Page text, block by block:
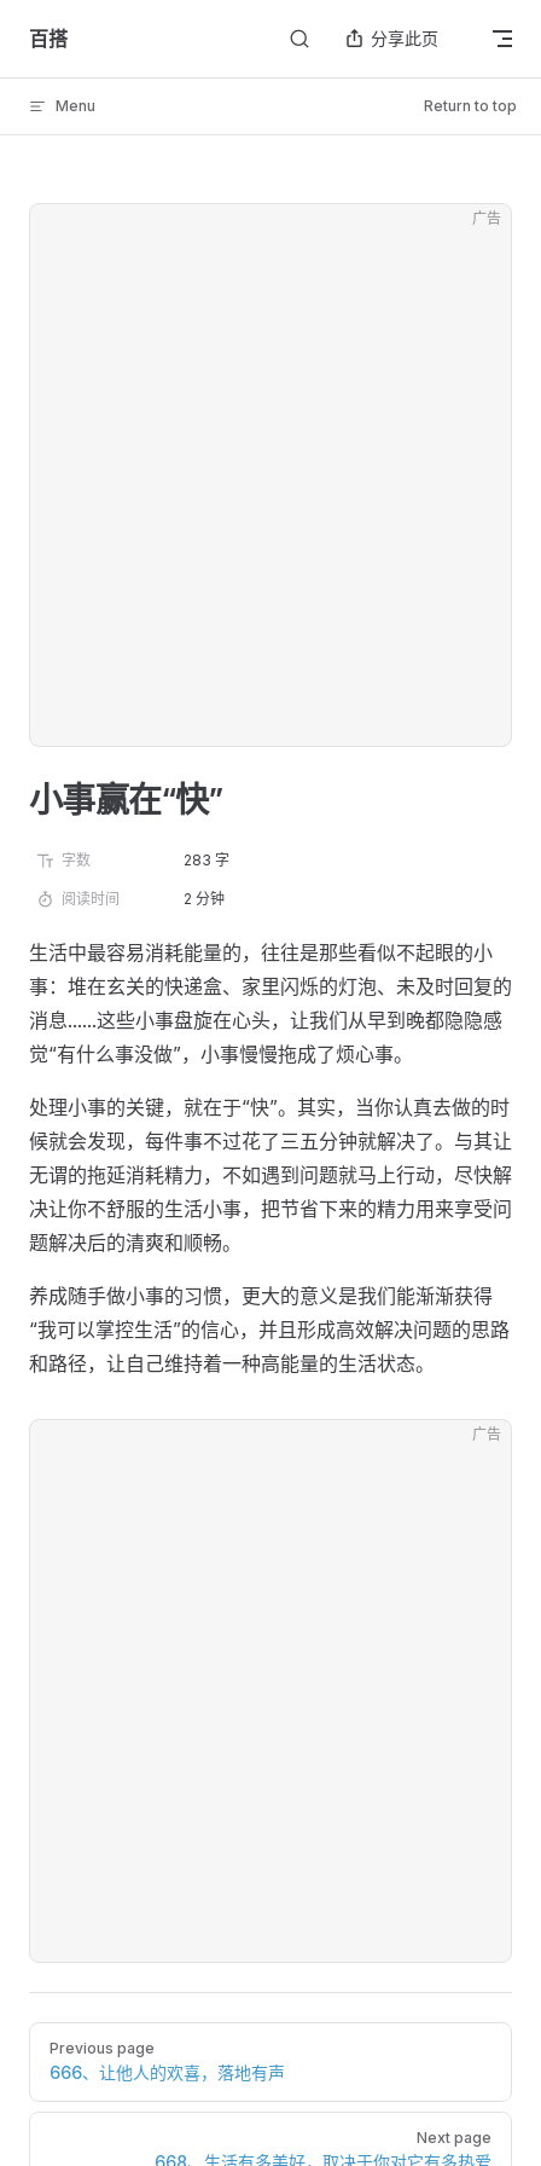
Skip to content
百搭 分享此页
Menu Return to top
广告
小事赢在“快”
字数 283 字
阅读时间 2 分钟
生活中最容易消耗能量的，往往是那些看似不起眼的小
事：堆在玄关的快递盒、家里闪烁的灯泡、未及时回复的
消息......这些小事盘旋在心头，让我们从早到晚都隐隐感
觉“有什么事没做”，小事慢慢拖成了烦心事。
处理小事的关键，就在于“快”。其实，当你认真去做的时
候就会发现，每件事不过花了三五分钟就解决了。与其让
无谓的拖延消耗精力，不如遇到问题就马上行动，尽快解
决让你不舒服的生活小事，把节省下来的精力用来享受问
题解决后的清爽和顺畅。
养成随手做小事的习惯，更大的意义是我们能渐渐获得
“我可以掌控生活”的信心，并且形成高效解决问题的思路
和路径，让自己维持着一种高能量的生活状态。
广告
Pager
Previous page
666、让他人的欢喜，落地有声
Next page
668、生活有多美好，取决于你对它有多热爱